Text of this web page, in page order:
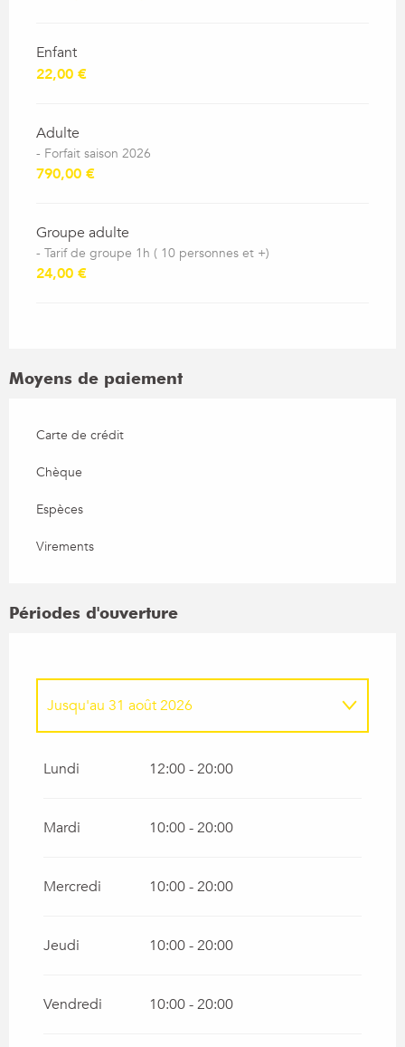
Enfant
22,00 €
Adulte
- Forfait saison 2026
790,00 €
Groupe adulte
- Tarif de groupe 1h ( 10 personnes et +)
24,00 €
Moyens de paiement
Carte de crédit
Chèque
Espèces
Virements
Périodes d'ouverture
1 avril 2026
Jusqu'au 31 août 2026
Lundi 12:00 - 20:00
Mardi 10:00 - 20:00
Mercredi 10:00 - 20:00
Jeudi 10:00 - 20:00
Vendredi 10:00 - 20:00